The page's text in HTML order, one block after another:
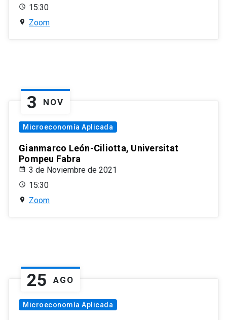
15:30
Zoom
3 NOV
Microeconomía Aplicada
Gianmarco León-Ciliotta, Universitat
Pompeu Fabra
3 de Noviembre de 2021
15:30
Zoom
25 AGO
Microeconomía Aplicada